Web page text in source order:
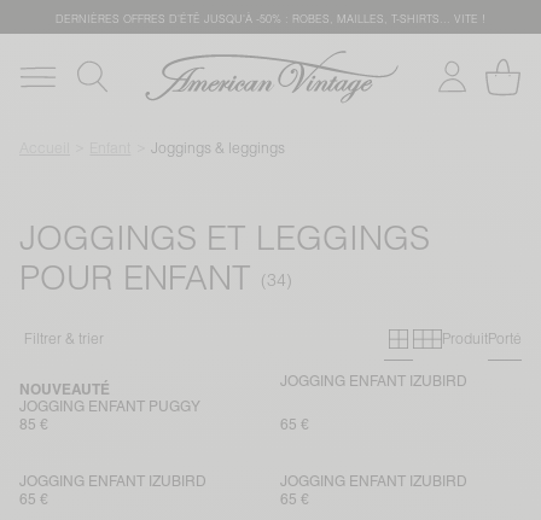
DERNIÈRES OFFRES D'ÉTÊ JUSQU'À -50% : ROBES, MAILLES, T-SHIRTS... VITE !
Joggings & leggings
JOGGINGS ET LEGGINGS
POUR ENFANT
Filtrer & trier Grille
Grille
ProduitPorté
JOGGING ENFANT PUGGY
NOUVEAUTÉ
85 €
JOGGING ENFANT IZUBIRD
65 €
JOGGING ENFANT IZUBIRD
65 €
JOGGING ENFANT IZUBIRD
65 €